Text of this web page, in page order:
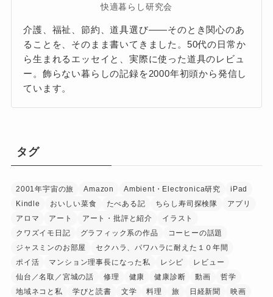
快適暮らし研究会
介護、福祉、節約、道具選び——そのとき関心のあ
ることを、そのまま書いてきました。50代の日常か
ら生まれるエッセイと、実際に使った道具のレビュ
ー。飾らない暮らしの記録を2000年初頭から発信し
ています。
タグ
2001年宇宙の旅 Amazon Ambient・Electronica研究
iPad
Kindle
おいしい菜食 たべある記 ちらし寿司探検隊
アプリ
アロマ
アート アート・批評と紹介
イラスト
クワズイモ日記
グラフィック系の作品
コーヒーの話題
ジャスミンのお部屋
セクハラ、パワハラに耐えた１０年間
ポイ活
マンション理事長になった私 レシピ
レビュー
仙台／名取／宮城の話
修理 健康 健康診断 動画
哲学
地域ネコと私
学びと読書 文学 料理 旅 日経新聞
映画